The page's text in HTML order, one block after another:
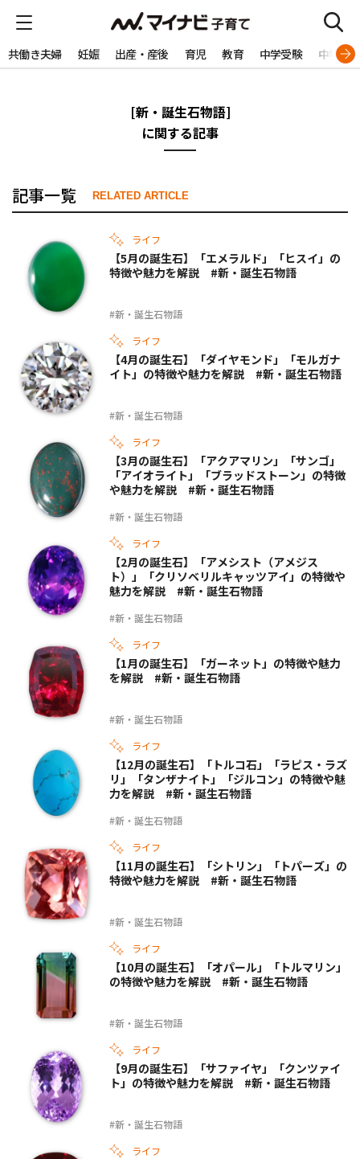
共働き夫婦 妊娠 出産・産後 育児 教育 中学受験 中学生
[新・誕生石物語]
に関する記事
記事一覧 RELATED ARTICLE
ライフ
#新・誕生石物語
【5月の誕生石】「エメラルド」「ヒスイ」の
特徴や魅力を解説 #新・誕生石物語
ライフ
#新・誕生石物語
【4月の誕生石】「ダイヤモンド」「モルガナ
イト」の特徴や魅力を解説 #新・誕生石物語
ライフ
#新・誕生石物語
【3月の誕生石】「アクアマリン」「サンゴ」
「アイオライト」「ブラッドストーン」の特徴
や魅力を解説 #新・誕生石物語
ライフ
#新・誕生石物語
【2月の誕生石】「アメシスト（アメジス
ト）」「クリソベリルキャッツアイ」の特徴や
魅力を解説 #新・誕生石物語
ライフ
#新・誕生石物語
【1月の誕生石】「ガーネット」の特徴や魅力
を解説 #新・誕生石物語
ライフ
#新・誕生石物語
【12月の誕生石】「トルコ石」「ラピス・ラズ
リ」「タンザナイト」「ジルコン」の特徴や魅
力を解説 #新・誕生石物語
ライフ
#新・誕生石物語
【11月の誕生石】「シトリン」「トパーズ」の
特徴や魅力を解説 #新・誕生石物語
ライフ
#新・誕生石物語
【10月の誕生石】「オパール」「トルマリン」
の特徴や魅力を解説 #新・誕生石物語
ライフ
#新・誕生石物語
【9月の誕生石】「サファイヤ」「クンツァイ
ト」の特徴や魅力を解説 #新・誕生石物語
ライフ